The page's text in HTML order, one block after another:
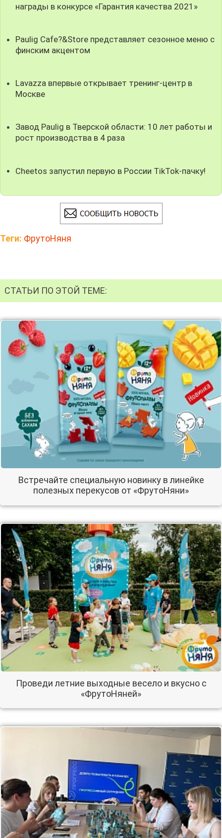
награды в конкурсе «Гарантия качества 2021»
Paulig Cafe?&Store представляет сезонное меню с
финским акцентом
Lavazza впервые открывает тренинг-центр в
Москве
Завод Paulig в Тверской области: 10 лет работы и
рост производства в 4 раза
Cheetos запустил первую в России TikTok-пачку!
Теги: ФрутоНяня
СТАТЬИ ПО ЭТОЙ ТЕМЕ:
Встречайте специальную новинку в линейке
полезных перекусов от «ФрутоНяни»
Проведи летние выходные весело и вкусно с
«ФрутоНяней»